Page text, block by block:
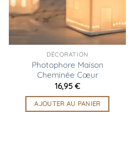
DÉCORATION
Photophore Maison
Cheminée Cœur
16,95€
AJOUTER AU PANIER